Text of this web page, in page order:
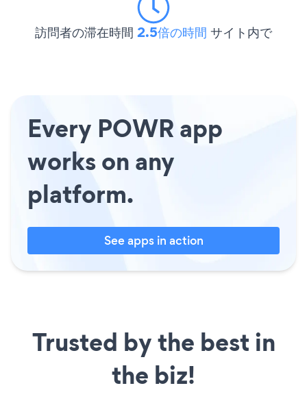
訪問者の滞在時間 2.5倍の時間 サイト内で
Every POWR app
works on any
platform.
See apps in action
Trusted by the best in
the biz!